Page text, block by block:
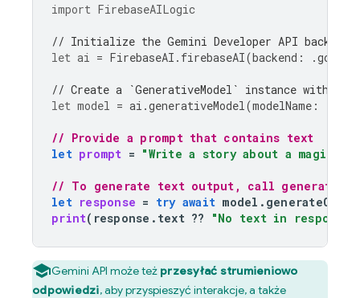
import FirebaseAILogic
// Initialize the Gemini Developer API backend
let ai = FirebaseAI . firebaseAI(backend : .
// Create a `GenerativeModel` instance with a
let model = ai .generativeModel(modelName :
// Provide a prompt that contains text
let prompt = "Write a story about a magic
// To generate text output, call
let response = try await model .
print( response . text ?? "No text in
Gemini API może też przesyłać strumieniowo
odpowiedzi, aby przyspieszyć interakcje, a także